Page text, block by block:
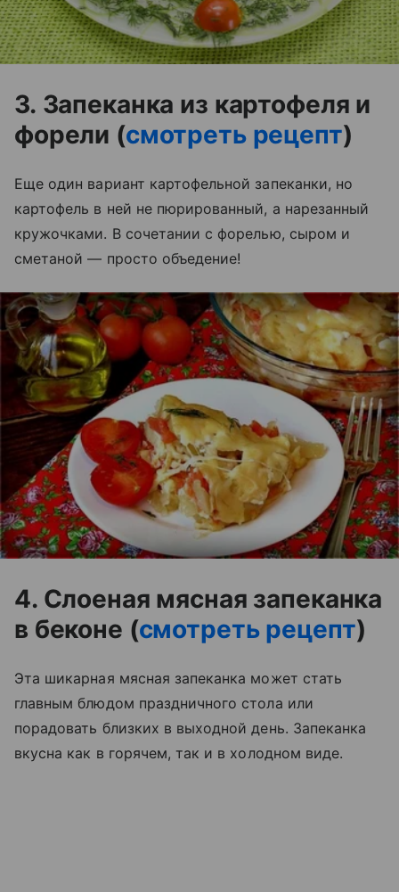
3. Запеканка из картофеля и
форели (смотреть рецепт)
Еще один вариант картофельной запеканки, но
картофель в ней не пюрированный, а нарезанный
кружочками. В сочетании с форелью, сыром и
сметаной — просто объедение!
4. Слоеная мясная запеканка
в беконе (смотреть рецепт)
Эта шикарная мясная запеканка может стать
главным блюдом праздничного стола или
порадовать близких в выходной день. Запеканка
вкусна как в горячем, так и в холодном виде.